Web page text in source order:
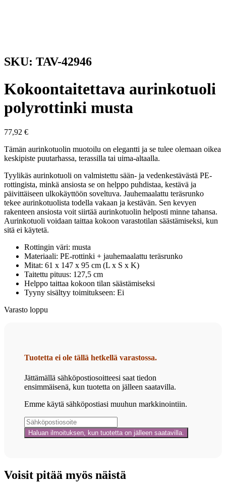
SKU: TAV-42946
Kokoontaitettava aurinkotuoli
polyrottinki musta
77,92 €
Tämän aurinkotuolin muotoilu on elegantti ja se tulee olemaan oikea
keskipiste puutarhassa, terassilla tai uima-altaalla.
Tyylikäs aurinkotuoli on valmistettu sään- ja vedenkestävästä PE-
rottingista, minkä ansiosta se on helppo puhdistaa, kestävä ja
päivittäiseen ulkokäyttöön soveltuva. Jauhemaalattu teräsrunko
tekee aurinkotuolista todella vakaan ja kestävän. Sen kevyen
rakenteen ansiosta voit siirtää aurinkotuolin helposti minne tahansa.
Aurinkotuoli voidaan taittaa kokoon varastotilan säästämiseksi, kun
sitä ei käytetä.
Rottingin väri: musta
Materiaali: PE-rottinki + jauhemaalattu teräsrunko
Mitat: 61 x 147 x 95 cm (L x S x K)
Taitettu pituus: 127,5 cm
Helppo taittaa kokoon tilan säästämiseksi
Tyyny sisältyy toimitukseen: Ei
Varasto loppu
Tuotetta ei ole tällä hetkellä varastossa.
Jättämällä sähköpostiosoitteesi saat tiedon
ensimmäisenä, kun tuotetta on jälleen saatavilla.
Emme käytä sähköpostiasi muuhun markkinointiin.
Voisit pitää myös näistä